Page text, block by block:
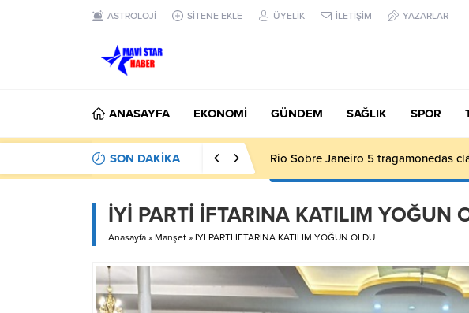
ASTROLOJİ SİTENE EKLE ÜYELİK İLETİŞİM YAZARLAR
ANASAYFA EKONOMİ GÜNDEM SAĞLIK SPOR
SON DAKİKA Rio Sobre Janeiro 5 tragamonedas
İYİ PARTİ İFTARINA KATILIM YOĞUN
Anasayfa » Manşet » İYİ PARTİ İFTARINA KATILIM YOĞUN OLDU